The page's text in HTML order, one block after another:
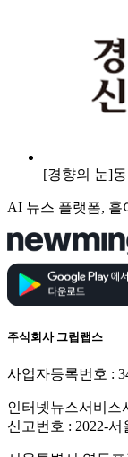
[경향의 눈]
AI 뉴스 플랫폼, 흩
주식회사 그립랩스
사업자등록번호 :
인터넷뉴스서비스
신고번호 : 2022-서